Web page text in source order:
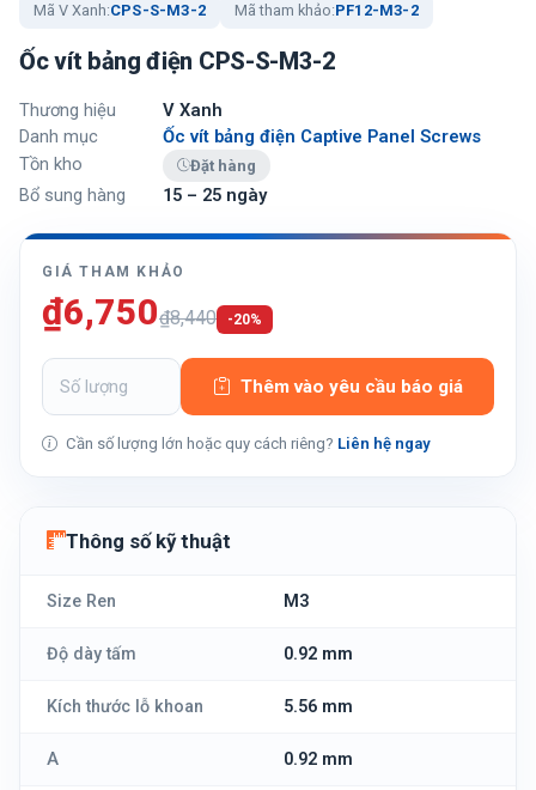
Mã V Xanh:CPS-S-M3-2 Mã tham khảo:PF12-M3-2
Ốc vít bảng điện CPS-S-M3-2
Thương hiệu
V Xanh
Danh mục
Ốc vít bảng điện Captive Panel Screws
Tồn kho
Đặt hàng
Bổ sung hàng 15 – 25 ngày
GIÁ THAM KHẢO
₫6,750₫8,440 -20%
Thêm vào yêu cầu báo giá
Cần số lượng lớn hoặc quy cách riêng? Liên hệ ngay
Thông số kỹ thuật
Size Ren M3
Độ dày tấm 0.92 mm
Kích thước lỗ khoan 5.56 mm
A 0.92 mm